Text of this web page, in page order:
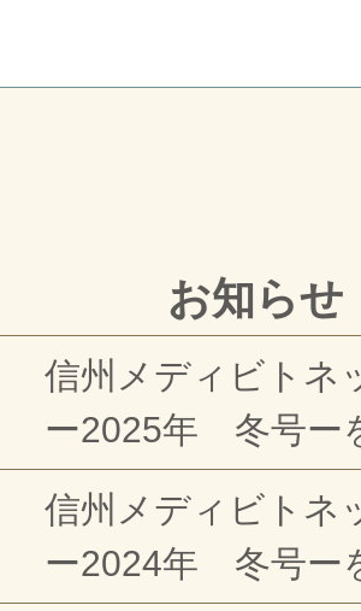
お知らせ
信州メディビトネ
ー2025年 冬号ー
信州メディビトネ
ー2024年 冬号ー